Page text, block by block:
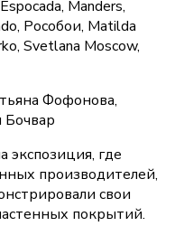
Manders,
Рособои, Matilda
Svetlana Moscow,
Фофонова,
Бочвар
экспозиция, где
производителей,
свои
покрытий.